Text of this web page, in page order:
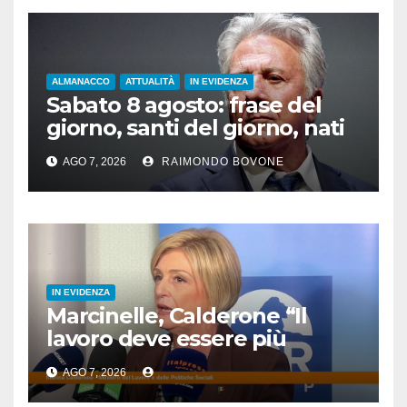
ALMANACCO ATTUALITÀ IN EVIDENZA
Sabato 8 agosto: frase del
giorno, santi del giorno, nati
famosi, accadde oggi
AGO 7, 2026 RAIMONDO BOVONE
IN EVIDENZA
Marcinelle, Calderone “Il
lavoro deve essere più
sicuro”
AGO 7, 2026